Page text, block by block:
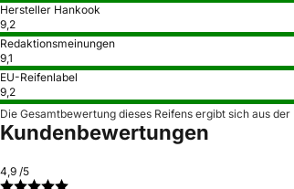
Hersteller Hankook
9,2
Redaktionsmeinungen
9,1
EU-Reifenlabel
9,2
Die Gesamtbewertung dieses Reifens ergibt sich aus
Kundenbewertungen
4,9 /5